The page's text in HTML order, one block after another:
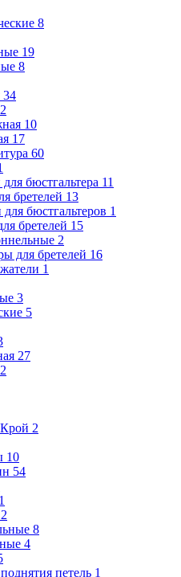
8
19
8
34
2
10
17
60
бюстгальтера 11
бретелей 13
бюстгальтеров 1
бретелей 15
2
для бретелей 16
1
3
5
27
2
2
10
54
8
4
петель 1